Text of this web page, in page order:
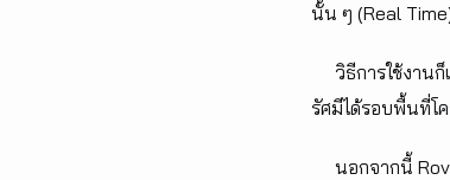
นั้น ๆ (Real
วิธีการใช้งานก็
รัศมีได้รอบพื้นที่โ
นอกจากนี้